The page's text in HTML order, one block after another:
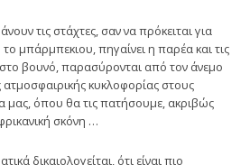
τις στάχτες, σαν να πρόκειται για
μπάρμπεκιου, πηγαίνει η παρέα και τις
βουνό, παρασύρονται από τον άνεμο
κυκλοφορίας στους
μας, όπου θα τις πατήσουμε, ακριβώς
σκόνη …
δικαιολογείται, ότι είναι πιο